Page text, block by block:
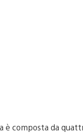
è composta da